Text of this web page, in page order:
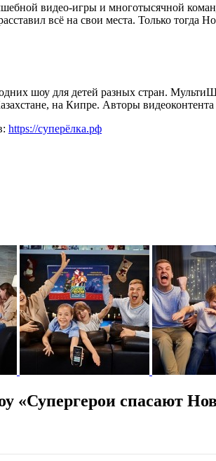
видео-игры и многотысячной
всё на свои места. Только тогда
шоу для детей разных стран.
на Кипре. Авторы
https://суперёлка.рф
спасают